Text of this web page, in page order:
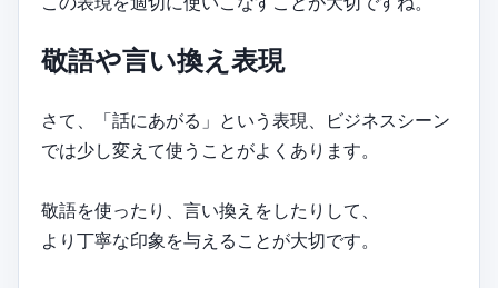
敬語や言い換え表現
さて、「話にあがる」という表現、ビジネスシーン
では少し変えて使うことがよくあります。
敬語を使ったり、言い換えをしたりして、
より丁寧な印象を与えることが大切です。